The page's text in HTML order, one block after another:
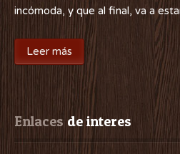
incómoda, y que al final, va a
Leer más
Enlaces de interes